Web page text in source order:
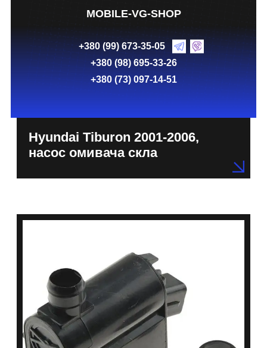
MOBILE-VG-SHOP
+380 (99) 673-35-05
+380 (98) 695-33-26
+380 (73) 097-14-51
Hyundai Tiburon 2001-2006,
насос омивача скла